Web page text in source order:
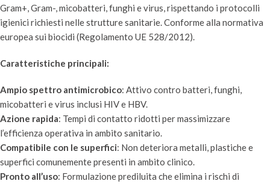
Gram+, Gram-, micobatteri, funghi e virus, rispettando i protocolli
igienici richiesti nelle strutture sanitarie. Conforme alla normativa
europea sui biocidi (Regolamento UE 528/2012).
Caratteristiche principali:
Ampio spettro antimicrobico: Attivo contro batteri, funghi,
micobatteri e virus inclusi HIV e HBV.
Azione rapida: Tempi di contatto ridotti per massimizzare
l’efficienza operativa in ambito sanitario.
Compatibile con le superfici: Non deteriora metalli, plastiche e
superfici comunemente presenti in ambito clinico.
Pronto all’uso: Formulazione prediluita che elimina i rischi di